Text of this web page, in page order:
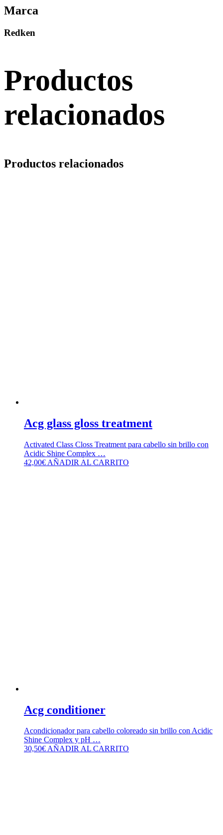
Marca
Redken
Productos
relacionados
Productos relacionados
Acg glass gloss treatment
Activated Class Closs Treatment para cabello sin brillo con
Acidic Shine Complex …
42,00€ AÑADIR AL CARRITO
Acg conditioner
Acondicionador para cabello coloreado sin brillo con Acidic
Shine Complex y pH …
30,50€AÑADIR AL CARRITO